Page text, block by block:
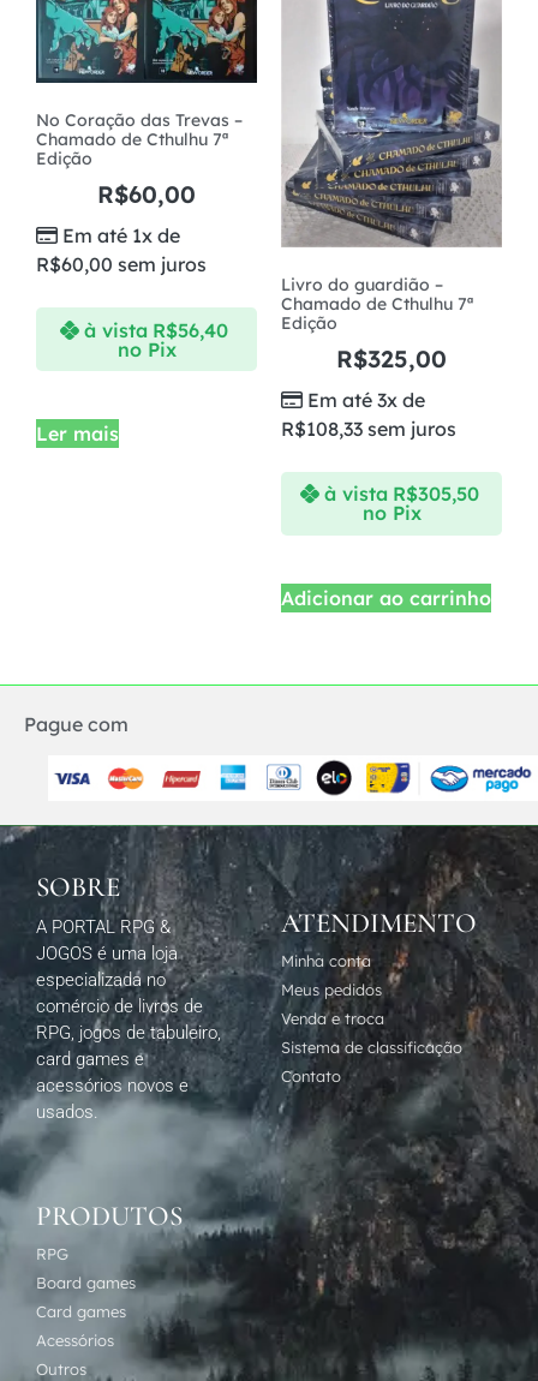
No Coração das Trevas –
Chamado de Cthulhu 7ª
Edição
R$60,00
Em até 1x de
R$60,00 sem juros
à vista R$56,40
no Pix
Ler mais
Livro do guardião –
Chamado de Cthulhu 7ª
Edição
R$325,00
Em até 3x de
R$108,33 sem juros
à vista R$305,50
no Pix
Adicionar ao carrinho
Pague com
SOBRE
A PORTAL RPG &
JOGOS é uma loja
especializada no
comércio de livros de
RPG, jogos de tabuleiro,
card games e
acessórios novos e
usados.
ATENDIMENTO
Minha conta
Meus pedidos
Venda e troca
Sistema de classificação
Contato
PRODUTOS
RPG
Board games
Card games
Acessórios
Outros